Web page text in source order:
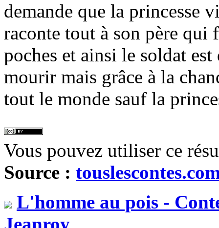
demande que la princesse
raconte tout à son père qui
poches et ainsi le soldat
mourir mais grâce à la
tout le monde sauf la
Vous pouvez utiliser ce
Source :
L'homme au pois -